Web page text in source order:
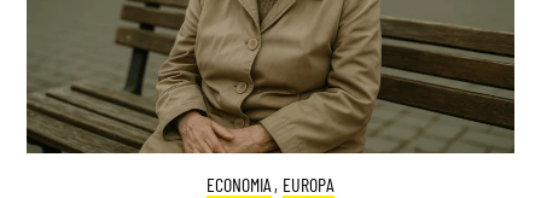
ECONOMIA , EUROPA